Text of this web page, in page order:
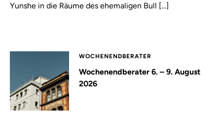
Yunshe in die Räume des ehemaligen Bull […]
WOCHENENDBERATER
Wochenendberater 6. – 9. August
2026